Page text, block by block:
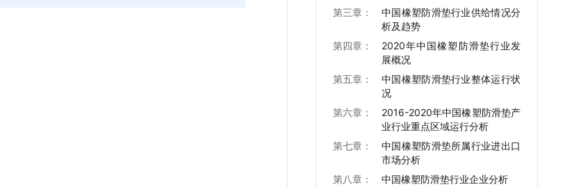
第三章：
中国橡塑防滑垫行业供给情况分
析及趋势
第四章：
2020年中国橡塑防滑垫行业发
展概况
第五章：
中国橡塑防滑垫行业整体运行状
况
第六章：
2016-2020年中国橡塑防滑垫产
业行业重点区域运行分析
第七章：
中国橡塑防滑垫所属行业进出口
市场分析
第八章：
中国橡塑防滑垫行业企业分析